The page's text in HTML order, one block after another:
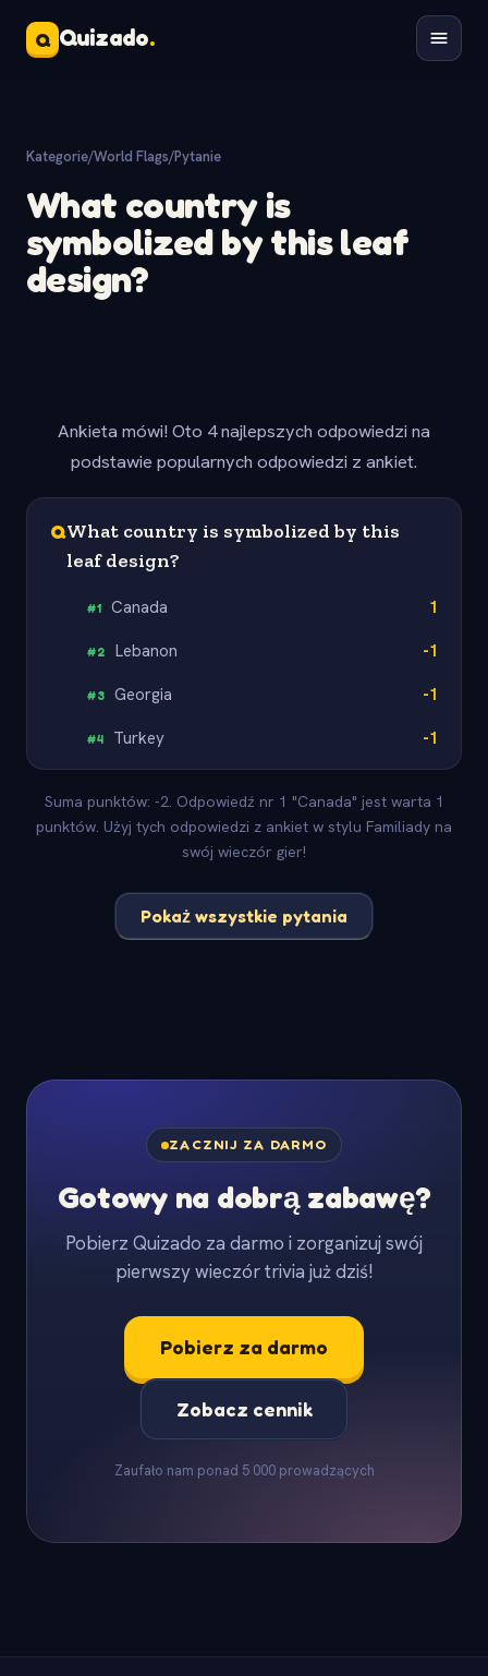
Q Quizado.
Kategorie/World Flags/Pytanie
What country is
symbolized by this leaf
design?
Ankieta mówi! Oto 4 najlepszych odpowiedzi na
podstawie popularnych odpowiedzi z ankiet.
QWhat country is symbolized by this
leaf design?
#1 Canada 1
#2 Lebanon -1
#3 Georgia -1
#4 Turkey -1
Suma punktów: -2. Odpowiedź nr 1 "Canada" jest warta 1
punktów. Użyj tych odpowiedzi z ankiet w stylu Familiady na
swój wieczór gier!
Pokaż wszystkie pytania
ZACZNIJ ZA DARMO
Gotowy na dobrą zabawę?
Pobierz Quizado za darmo i zorganizuj swój
pierwszy wieczór trivia już dziś!
Pobierz za darmo
Zobacz cennik
Zaufało nam ponad 5 000 prowadzących